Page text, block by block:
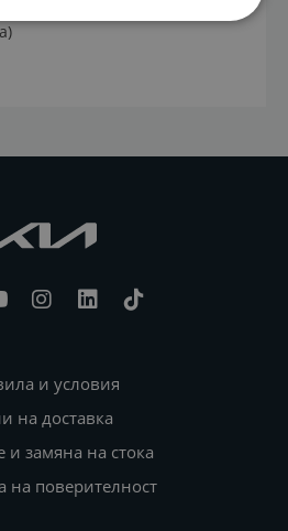
и условия
на доставка
замяна на стока
на поверителност